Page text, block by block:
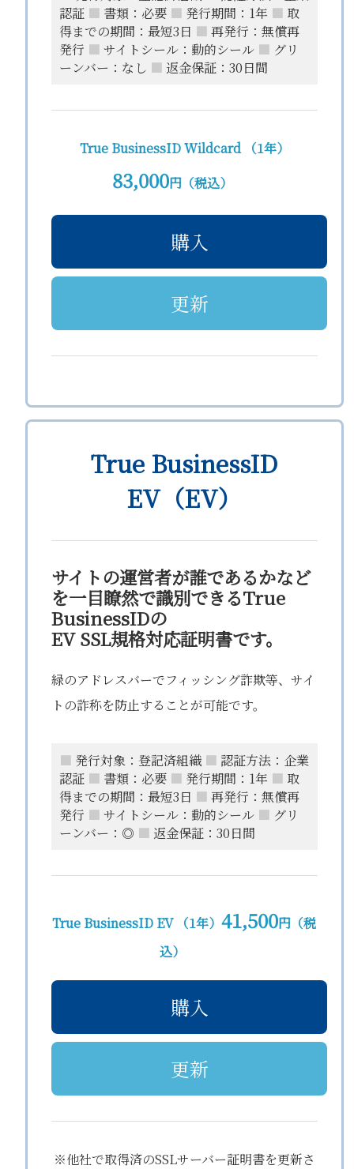
認証 ■ 書類：必要 ■ 発行期間：1年 ■ 取
得までの期間：最短3日 ■ 再発行：無償再
発行 ■ サイトシール：動的シール ■ グリ
ーンバー：なし ■ 返金保証：30日間
True BusinessID Wildcard （1年）
83,000円（税込）
購入
更新
True BusinessID
EV（EV）
サイトの運営者が誰であるかなど
を一目瞭然で識別できるTrue
BusinessIDの
EV SSL規格対応証明書です。
緑のアドレスバーでフィッシング詐欺等、サイ
トの詐称を防止することが可能です。
■ 発行対象：登記済組織 ■ 認証方法：企業
認証 ■ 書類：必要 ■ 発行期間：1年 ■ 取
得までの期間：最短3日 ■ 再発行：無償再
発行 ■ サイトシール：動的シール ■ グリ
ーンバー：◎ ■ 返金保証：30日間
True BusinessID EV （1年）41,500円（税
込）
購入
更新
※他社で取得済のSSLサーバー証明書を更新さ